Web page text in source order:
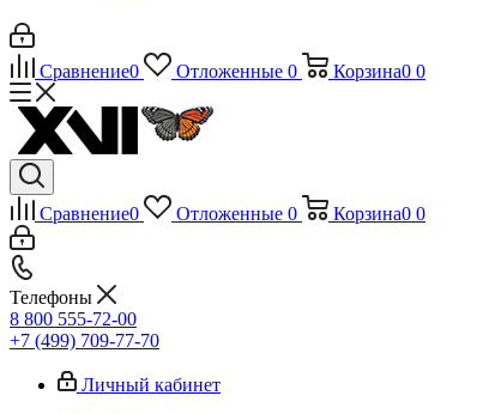
Сравнение0 Отложенные 0 Корзина0 0
Сравнение0 Отложенные 0 Корзина0 0
Телефоны
8 800 555-72-00
+7 (499) 709-77-70
Личный кабинет